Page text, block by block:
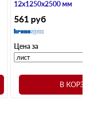
12х1250х2500 мм
561 руб
Цена за
В